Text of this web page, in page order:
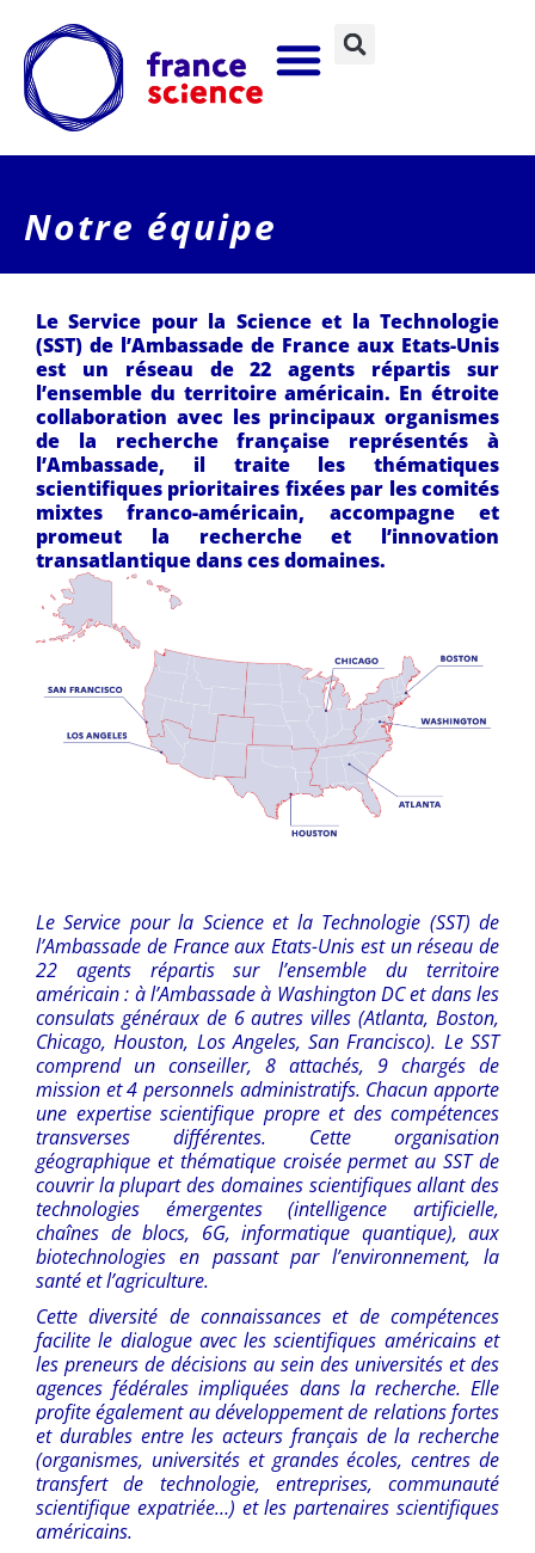
Notre équipe
Le Service pour la Science et la Technologie
(SST) de l’Ambassade de France aux Etats-Unis
est un réseau de 22 agents répartis sur
l’ensemble du territoire américain. En étroite
collaboration avec les principaux organismes
de la recherche française représentés à
l’Ambassade, il traite les thématiques
scientifiques prioritaires fixées par les comités
mixtes franco-américain, accompagne et
promeut la recherche et l’innovation
transatlantique dans ces domaines.
Le Service pour la Science et la Technologie (SST) de
l’Ambassade de France aux Etats-Unis est un réseau de
22 agents répartis sur l’ensemble du territoire
américain : à l’Ambassade à Washington DC et dans les
consulats généraux de 6 autres villes (Atlanta, Boston,
Chicago, Houston, Los Angeles, San Francisco). Le SST
comprend un conseiller, 8 attachés, 9 chargés de
mission et 4 personnels administratifs. Chacun apporte
une expertise scientifique propre et des compétences
transverses différentes. Cette organisation
géographique et thématique croisée permet au SST de
couvrir la plupart des domaines scientifiques allant des
technologies émergentes (intelligence artificielle,
chaînes de blocs, 6G, informatique quantique), aux
biotechnologies en passant par l’environnement, la
santé et l’agriculture.
Cette diversité de connaissances et de compétences
facilite le dialogue avec les scientifiques américains et
les preneurs de décisions au sein des universités et des
agences fédérales impliquées dans la recherche. Elle
profite également au développement de relations fortes
et durables entre les acteurs français de la recherche
(organismes, universités et grandes écoles, centres de
transfert de technologie, entreprises, communauté
scientifique expatriée…) et les partenaires scientifiques
américains.